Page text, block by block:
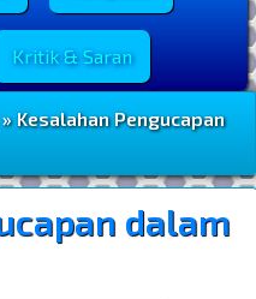
Kritik & Saran
Kesalahan Pengucapan
dalam